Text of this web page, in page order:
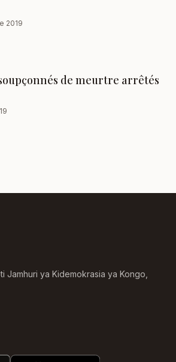
2019
de meurtre arrêtés
Jamhuri ya Kidemokrasia ya Kongo,